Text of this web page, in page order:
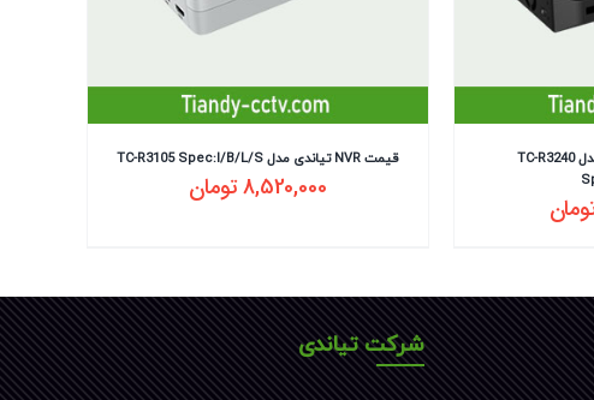
قیمت ان وی آر تیاندی مدل TC-R3240
قیمت NVR تیاندی مدل TC-R3105 Spec:I/B/L/S
8,520,000تومان
شرکت تیاندی